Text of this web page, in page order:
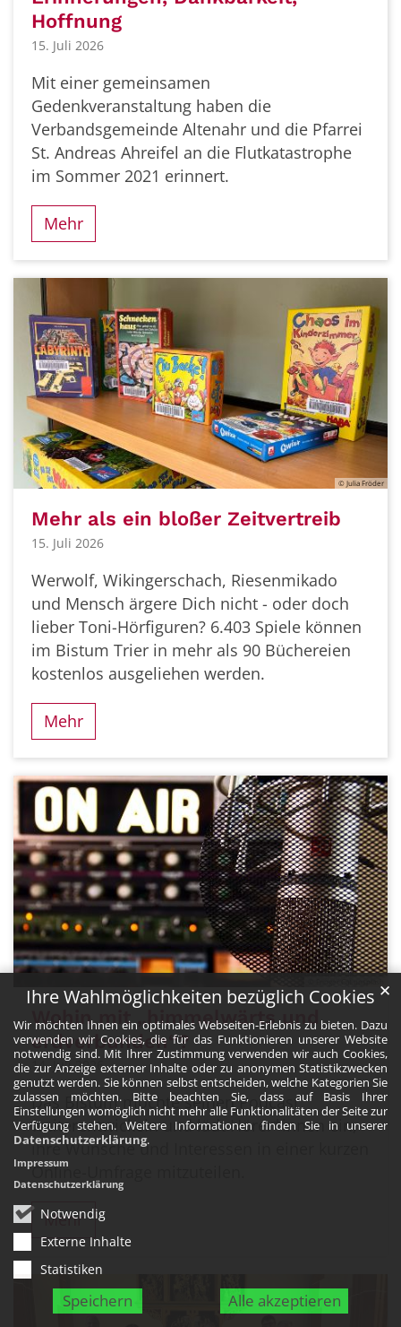
Ihre Wahlmöglichkeiten bezüglich Cookies
Wir möchten Ihnen ein optimales Webseiten-Erlebnis zu bieten. Dazu
verwenden wir Cookies, die für das Funktionieren unserer Website
notwendig sind. Mit Ihrer Zustimmung verwenden wir auch Cookies,
die zur Anzeige externer Inhalte oder zu anonymen Statistikzwecken
genutzt werden. Sie können selbst entscheiden, welche Kategorien Sie
zulassen möchten. Bitte beachten Sie, dass auf Basis Ihrer
Einstellungen womöglich nicht mehr alle Funktionalitäten der Seite zur
Verfügung stehen. Weitere Informationen finden Sie in unserer
Datenschutzerklärung.
Notwendig
Externe Inhalte
Statistiken
Speichern Alle akzeptieren
✕
Impressum
Datenschutzerklärung
Hoffnung
15. Juli 2026
Mit einer gemeinsamen
Gedenkveranstaltung haben die
Verbandsgemeinde Altenahr und die Pfarrei
St. Andreas Ahreifel an die Flutkatastrophe
im Sommer 2021 erinnert.
Mehr
© Julia Fröder
Mehr als ein bloßer Zeitvertreib
15. Juli 2026
Werwolf, Wikingerschach, Riesenmikado
und Mensch ärgere Dich nicht - oder doch
lieber Toni-Hörfiguren? 6.403 Spiele können
im Bistum Trier in mehr als 90 Büchereien
kostenlos ausgeliehen werden.
Mehr
Wohin mit „himmelwärts und
erdverbunden“?
14. Juli 2026
Das Bistum möchte seinen Podcast
weiterentwickeln und lädt Hörer*innen ein,
ihre Wünsche und Interessen in einer kurzen
Online-Umfrage mitzuteilen.
Mehr